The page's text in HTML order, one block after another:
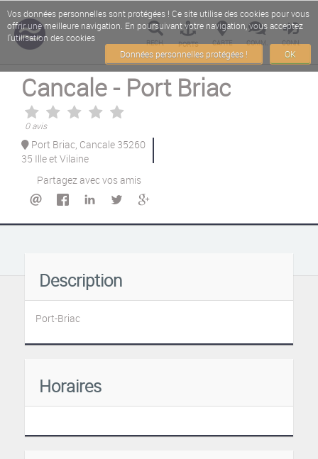
RECH. PORTS CARTE COMM. CONN.
Cancale - Port Briac
0 avis
Port Briac, Cancale 35260
35 Ille et Vilaine
Partagez avec vos amis
Description
Port-Briac
Horaires
Vos données personnelles sont protégées ! Ce site utilise des cookies pour vous
offrir une meilleure navigation. En poursuivant votre navigation, vous acceptez
l'utilisation des cookies
OK
Données personnelles protégées !